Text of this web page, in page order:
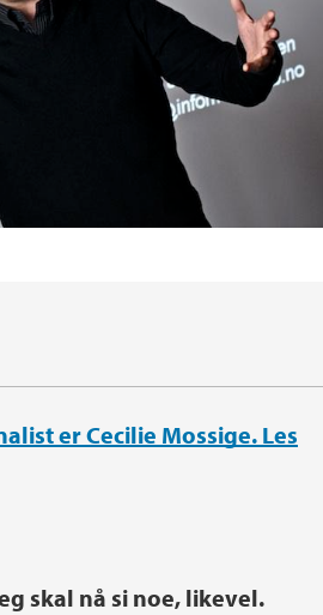
er Cecilie Mossige. Les
skal nå si noe, likevel.